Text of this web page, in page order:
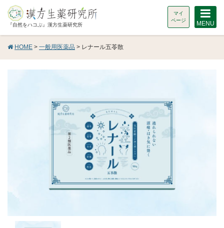
『自然をハコぶ』漢方生薬研究所
マイ
ページ
MENU
HOME > 一般用医薬品 > レナール五苓散